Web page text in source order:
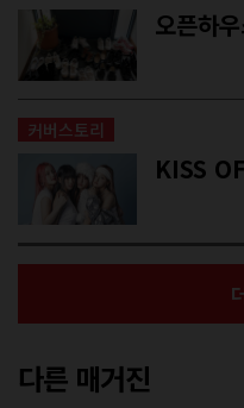
오픈하
커버스토리
KISS
다른 매거진